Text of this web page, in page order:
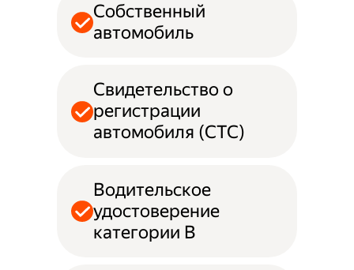
Собственный
автомобиль
Свидетельство о
регистрации
автомобиля (СТС)
Водительское
удостоверение
категории B